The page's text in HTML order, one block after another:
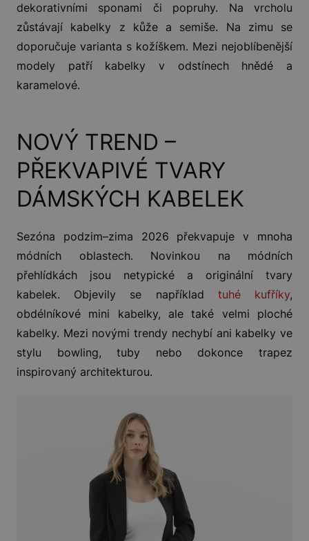
dekorativními sponami či popruhy. Na vrcholu
zůstávají kabelky z kůže a semiše. Na zimu se
doporučuje varianta s kožíškem. Mezi nejoblíbenější
modely patří kabelky v odstínech hnědé a
karamelové.
NOVÝ TREND –
PŘEKVAPIVÉ TVARY
DÁMSKÝCH KABELEK
Sezóna podzim–zima 2026 překvapuje v mnoha
módních oblastech. Novinkou na módních
přehlídkách jsou netypické a originální tvary
kabelek. Objevily se například tuhé kufříky,
obdélníkové mini kabelky, ale také velmi ploché
kabelky. Mezi novými trendy nechybí ani kabelky ve
stylu bowling, tuby nebo dokonce trapez
inspirovaný architekturou.